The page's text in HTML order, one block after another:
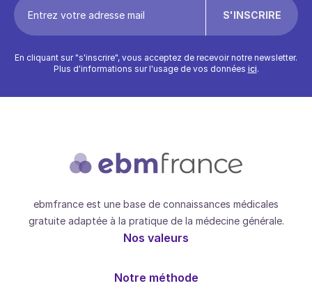
En cliquant sur "s'inscrire", vous acceptez de recevoir notre newsletter.
Plus d'informations sur l'usage de vos données ici.
ebmfrance est une base de connaissances médicales
gratuite adaptée à la pratique de la médecine générale.
Nos valeurs
Notre méthode